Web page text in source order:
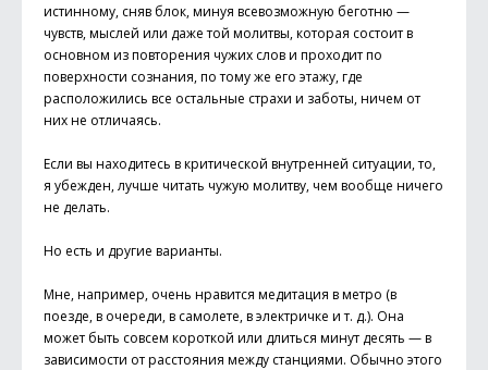
истинному, сняв блок, минуя всевозможную беготню —
чувств, мыслей или даже той молитвы, которая состоит в
основном из повторения чужих слов и проходит по
поверхности сознания, по тому же его этажу, где
расположились все остальные страхи и заботы, ничем от
них не отличаясь.
Если вы находитесь в критической внутренней ситуации, то,
я убежден, лучше читать чужую молитву, чем вообще ничего
не делать.
Но есть и другие варианты.
Мне, например, очень нравится медитация в метро (в
поезде, в очереди, в самолете, в электричке и т. д.). Она
может быть совсем короткой или длиться минут десять — в
зависимости от расстояния между станциями. Обычно этого